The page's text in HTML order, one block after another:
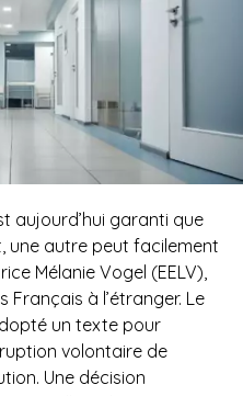
aujourd’hui garanti que
une autre peut facilement
Mélanie Vogel (EELV),
à l’étranger. Le
un texte pour
volontaire de
Une décision